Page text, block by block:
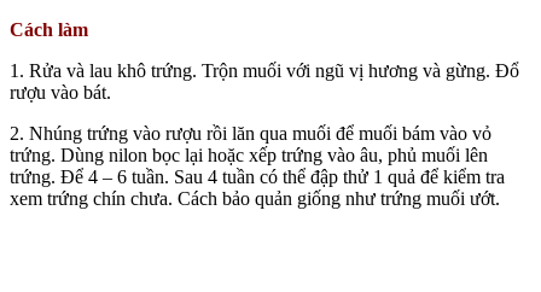
Cách làm
1. Rửa và lau khô trứng. Trộn muối với ngũ vị hương và gừng. Đổ
rượu vào bát.
2. Nhúng trứng vào rượu rồi lăn qua muối để muối bám vào vỏ
trứng. Dùng nilon bọc lại hoặc xếp trứng vào âu, phủ muối lên
trứng. Để 4 – 6 tuần. Sau 4 tuần có thể đập thử 1 quả để kiểm tra
xem trứng chín chưa. Cách bảo quản giống như trứng muối ướt.